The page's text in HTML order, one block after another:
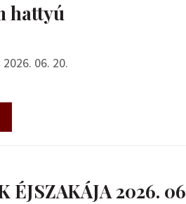
hattyú
06. 20.
ÉJSZAKÁJA 2026.